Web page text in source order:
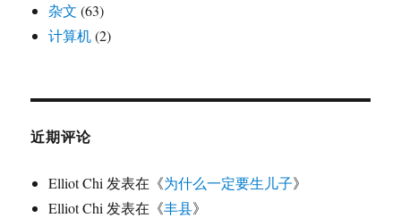
杂文 (63)
计算机(2)
近期评论
Elliot Chi 发表在《为什么一定要生儿子》
Elliot Chi 发表在《丰县》